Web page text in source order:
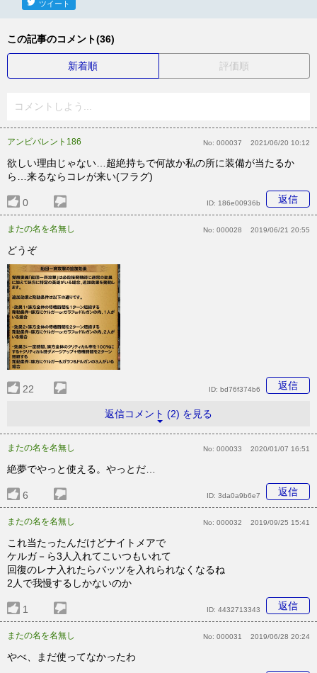
ツイート
この記事のコメント(36)
新着順 評価順
コメントしよう...
アンビバレント186 No: 000037 2021/06/20 10:12
欲しい理由じゃない…超絶持ちで何故か私の所に装備が当たるか
ら…来るならコレが来い(フラグ)
0 返信
ID: 186e00936b
またの名を名無し No: 000028 2019/06/21 20:55
どうぞ
22 返信
ID: bd76f374b6
返信コメント (2) を見る
またの名を名無し No: 000033 2020/01/07 16:51
絶夢でやっと使える。やっとだ…
6 返信
ID: 3da0a9b6e7
またの名を名無し No: 000032 2019/09/25 15:41
これ当たったんだけどナイトメアで
ケルガ－ら3人入れてこいつもいれて
回復のレナ入れたらバッツを入れられなくなるね
2人で我慢するしかないのか
1 返信
ID: 4432713343
またの名を名無し No: 000031 2019/06/28 20:24
やべ、まだ使ってなかったわ